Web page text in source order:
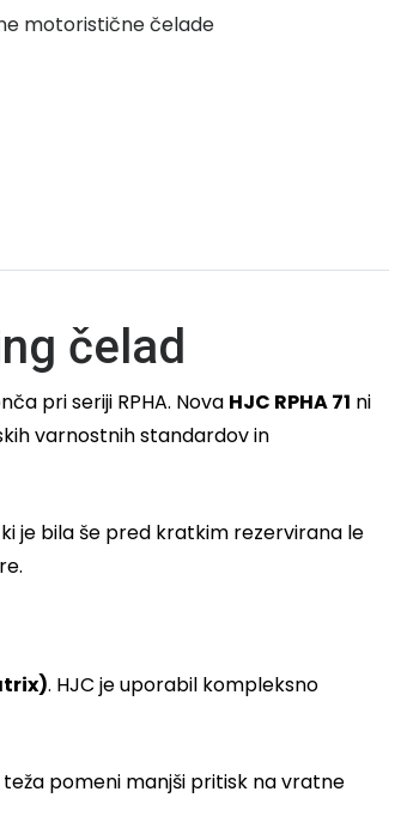
motoristične čelade
čelad
pri seriji RPHA. Nova HJC RPHA 71 ni
varnostnih standardov in
je bila še pred kratkim rezervirana le
. HJC je uporabil kompleksno
pomeni manjši pritisk na vratne